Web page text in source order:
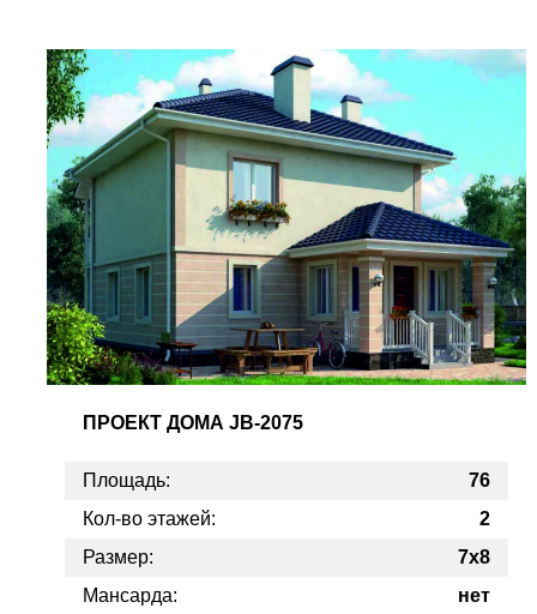
ПРОЕКТ ДОМА JB-2075
Площадь:
76
Кол-во этажей:
2
Размер:
7x8
Мансарда:
нет